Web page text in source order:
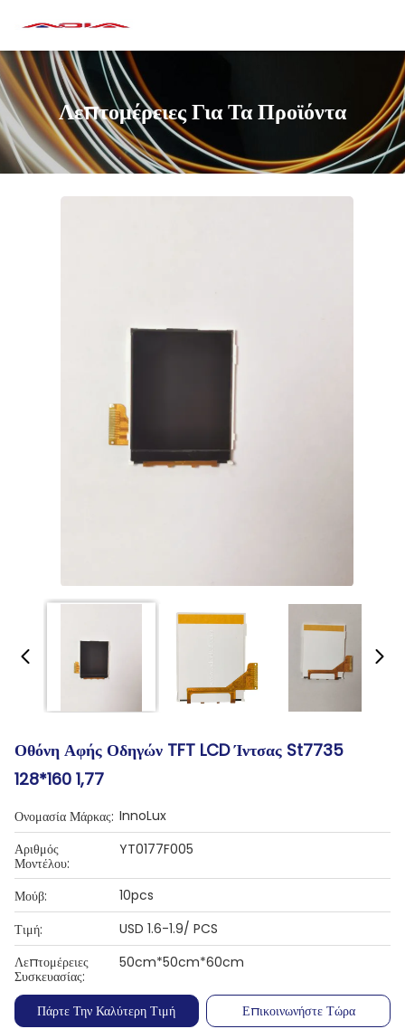
Λεπτομέρειες Για Τα Προϊόντα
Οθόνη Αφής Οδηγών TFT LCD Ίντσας St7735
128*160 1,77
Ονομασία Μάρκας: InnoLux
Αριθμός
Μοντέλου:
YT0177F005
Μούβ:
10pcs
Τιμή:
USD 1.6-1.9/ PCS
Λεπτομέρειες
Συσκευασίας:
50cm*50cm*60cm
Πάρτε Την Καλύτερη Τιμή Επικοινωνήστε Τώρα